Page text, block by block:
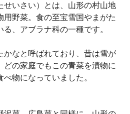
せいさい）とは、山形の村山地
用野菜。食の至宝雪国やまがた
、アブラナ科の一種です。
かなと呼ばれており、昔は雪が
どの家庭でもこの青菜を漬物に
物になっていました。